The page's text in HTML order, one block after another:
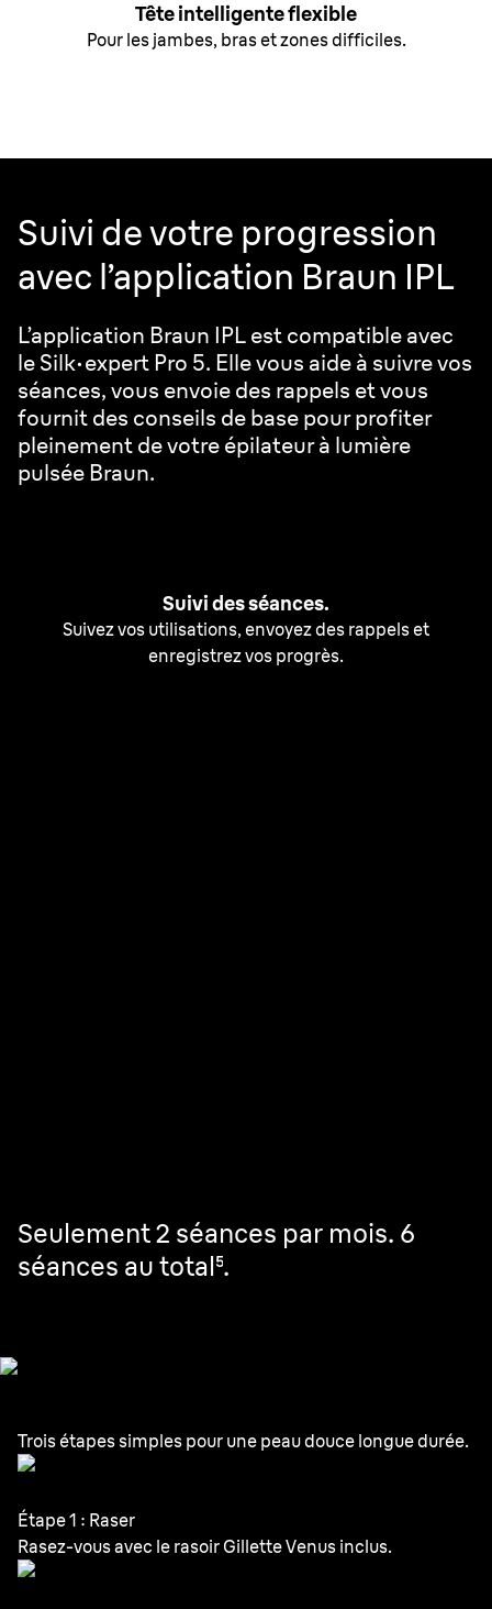
Tête intelligente flexible
Pour les jambes, bras et zones difficiles.
Suivi de votre progression
avec l’application Braun IPL
L’application Braun IPL est compatible avec
le Silk·expert Pro 5. Elle vous aide à suivre vos
séances, vous envoie des rappels et vous
fournit des conseils de base pour profiter
pleinement de votre épilateur à lumière
pulsée Braun.
Suivi des séances.
Suivez vos utilisations, envoyez des rappels et
enregistrez vos progrès.
Seulement 2 séances par mois. 6
séances au total⁵.
Trois étapes simples pour une peau douce longue durée.
Étape 1 : Raser
Rasez-vous avec le rasoir Gillette Venus inclus.